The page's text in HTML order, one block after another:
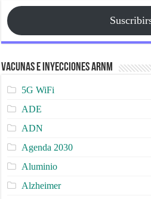
Vacunas e Inyecciones ARNm
5G WiFi
ADE
ADN
Agenda 2030
Aluminio
Alzheimer